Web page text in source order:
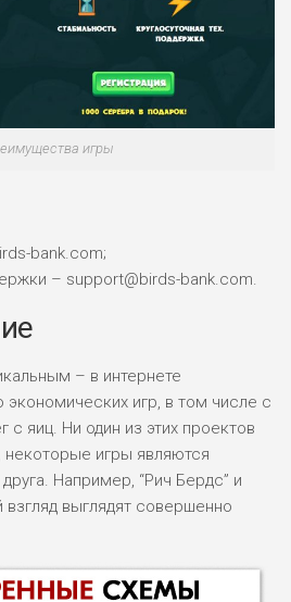
игры
bank.com;
– support@birds-bank.com.
– в интернете
игр, в том числе с
с яиц. Ни один из этих проектов
игры являются
Например, “Рич Бердс” и
взгляд выглядят совершенно